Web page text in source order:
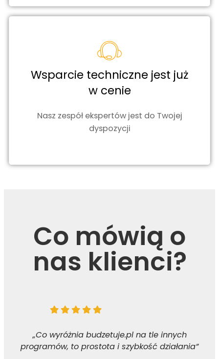
Wsparcie techniczne jest już
w cenie
Nasz zespół ekspertów jest do Twojej
dyspozycji
Co mówią o
nas klienci?
„Co wyróżnia budzetuje.pl na tle innych
programów, to prostota i szybkość działania”